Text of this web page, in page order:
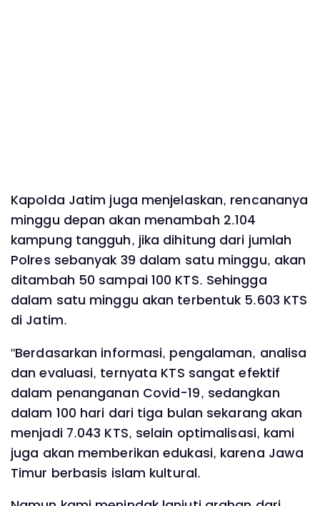
Kapolda Jatim juga menjelaskan, rencananya
minggu depan akan menambah 2.104
kampung tangguh, jika dihitung dari jumlah
Polres sebanyak 39 dalam satu minggu, akan
ditambah 50 sampai 100 KTS. Sehingga
dalam satu minggu akan terbentuk 5.603 KTS
di Jatim.
"Berdasarkan informasi, pengalaman, analisa
dan evaluasi, ternyata KTS sangat efektif
dalam penanganan Covid-19, sedangkan
dalam 100 hari dari tiga bulan sekarang akan
menjadi 7.043 KTS, selain optimalisasi, kami
juga akan memberikan edukasi, karena Jawa
Timur berbasis islam kultural.